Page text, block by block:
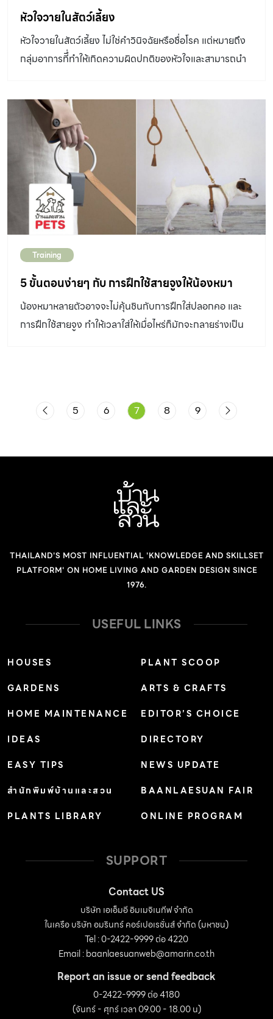
สามารถเชื่อมโยงกับสมาชิกในบ้านได้อย่างอบอุ่นเหมือนเดิม
5.เพิ่มความเป็นส่วนตัวแบบไม่อึดอัดด้วยกระโจมผ้า เตียง
นอนสำหรับน้องหมาที่ให้ความมิดชิดเป็นส่วนตัวแต่ก็ไม่ทิ้ง
สำหรับน้องหมาโดยเฉพาะ […]
หัวใจวายในสัตว์เลี้ยง
หัวใจวายในสัตว์เลี้ยง ไม่ใช่คำวินิจฉัยหรือชื่อโรค แต่หมายถึง
กลุ่มอาการทีึ่ทำให้เกิดความผิดปกติของหัวใจและสามารถนำ
Training
5 ขั้นตอนง่ายๆ กับ การฝึกใช้สายจูงให้น้องหมา
น้องหมาหลายตัวอาจจะไม่คุ้นชินกับการฝึกใส่ปลอกคอ และ
การฝึกใช้สายจูง ทำให้เวลาใส่ให้เมื่อไหร่ก็มักจะกลายร่างเป็น
5 6 7 8 9
THAILAND'S MOST INFLUENTIAL 'KNOWLEDGE AND SKILLSET
PLATFORM' ON HOME LIVING AND GARDEN DESIGN SINCE
1976.
USEFUL LINKS
HOUSES
GARDENS
HOME MAINTENANCE
IDEAS
EASY TIPS
สำนักพิมพ์บ้านและสวน
PLANTS LIBRARY
PLANT SCOOP
ARTS & CRAFTS
EDITOR’S CHOICE
DIRECTORY
NEWS UPDATE
BAANLAESUAN FAIR
ONLINE PROGRAM
SUPPORT
Contact US
บริษัท เอเอ็มอี อิมเมจิเนทีฟ จำกัด
ในเครือ บริษัท อมรินทร์ คอร์เปอเรชั่นส์ จำกัด (มหาชน)
Tel : 0-2422-9999 ต่อ 4220
Email :baanlaesuanweb@amarin.co.th
Report an issue or send feedback
0-2422-9999 ต่อ 4180
(จันทร์ - ศุกร์ เวลา 09.00 - 18.00 น)